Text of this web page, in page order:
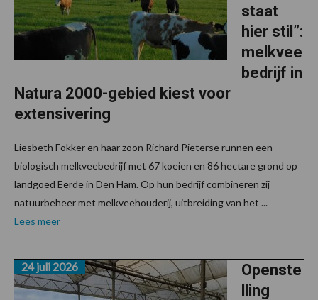
staat
hier stil”:
melkvee
bedrijf in
Natura 2000-gebied kiest voor
extensivering
Liesbeth Fokker en haar zoon Richard Pieterse runnen een
biologisch melkveebedrijf met 67 koeien en 86 hectare grond op
landgoed Eerde in Den Ham. Op hun bedrijf combineren zij
natuurbeheer met melkveehouderij, uitbreiding van het ...
Lees meer
Openste
lling
24 juli 2026